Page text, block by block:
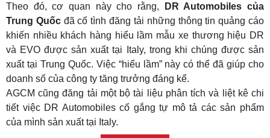
Theo đó, cơ quan này cho rằng,
DR Automobiles của
Trung Quốcđã cố tình đăng tải những thông tin quảng cáo
khiến nhiều khách hàng hiểu lầm mẫu xe thương hiệu DR
và EVO được sản xuất tại Italy, trong khi chúng được sản
xuất tại Trung Quốc. Việc “hiểu lầm” này có thể đã giúp cho
doanh số của công ty tăng trưởng đáng kể.
AGCM cũng đăng tải một bộ tài liệu phân tích và liệt kê chi
tiết việc DR Automobiles cố gắng tự mô tả các sản phẩm
của mình sản xuất tại Italy.